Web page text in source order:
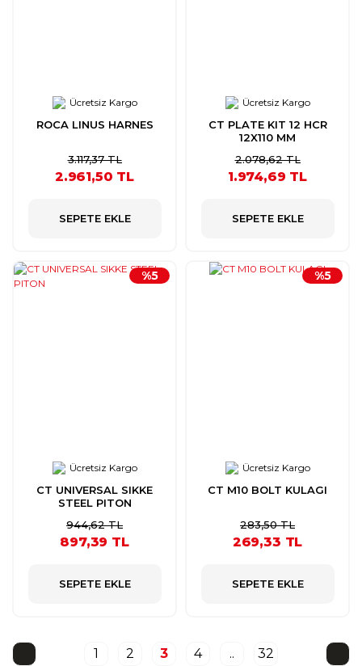
Ücretsiz Kargo
ROCA LINUS HARNES
3.117,37 TL
2.961,50 TL
SEPETE EKLE
Ücretsiz Kargo
CT PLATE KIT 12 HCR
12X110 MM
2.078,62 TL
1.974,69 TL
SEPETE EKLE
Ücretsiz Kargo
CT UNIVERSAL SIKKE
STEEL PITON
%5
944,62 TL
897,39 TL
SEPETE EKLE
Ücretsiz Kargo
CT M10 BOLT KULAGI
%5
283,50 TL
269,33 TL
SEPETE EKLE
1 2 3 4 .. 32